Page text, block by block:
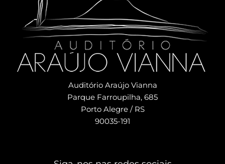
Auditório Araújo Vianna
Parque Farroupilha, 685
Porto Alegre / RS
90035-191